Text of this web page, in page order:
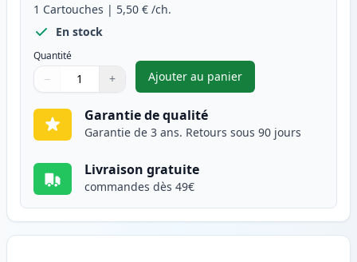
1 Cartouches | 5,50 € /ch.
En stock
Quantité
Quantité
Utilisez les boutons pour ajuster
− +
Quantité
Ajouter au panier
,Canon BJI-643 (BJI-643M)
Garantie de qualité
Garantie de 3 ans. Retours sous 90 jours
Livraison gratuite
commandes dès 49€